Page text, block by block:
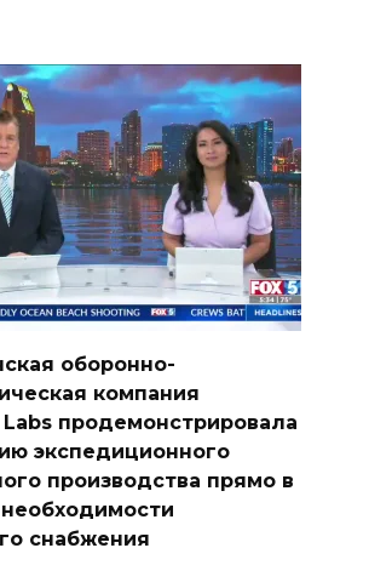
оборонно-
компания
продемонстрировала
экспедиционного
производства прямо в
снабжения